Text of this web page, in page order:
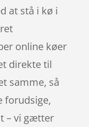
at stå i kø i
online køer
direkte til
samme, så
forudsige,
– vi gætter